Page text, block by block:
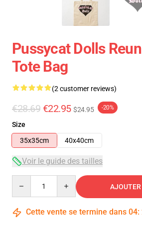
Pussycat Dolls
Tote Bag
(2 customer reviews)
€28.69 €22.95 $24.95 -20%
Size
35x35cm
40x40cm
Voir le guide des tailles
AJOUTER
Cette vente se termine dans 04: